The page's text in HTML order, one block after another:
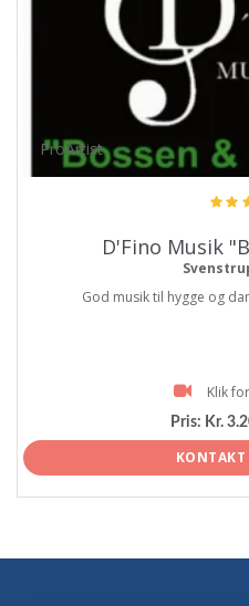
ProArtist
D'Fino Musik
God musik til hygge og
Klik
Pris: Kr.
KONTAKT